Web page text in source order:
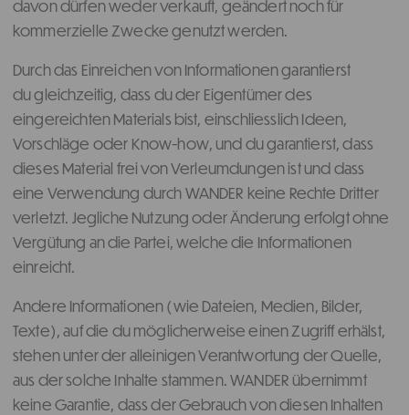
davon dürfen weder verkauft, geändert noch für
kommerzielle Zwecke genutzt werden.
Durch das Einreichen von Informationen garantierst
du gleichzeitig, dass du der Eigentümer des
eingereichten Materials bist, einschliesslich Ideen,
Vorschläge oder Know-how, und du garantierst, dass
dieses Material frei von Verleumdungen ist und dass
eine Verwendung durch WANDER keine Rechte Dritter
verletzt. Jegliche Nutzung oder Änderung erfolgt ohne
Vergütung an die Partei, welche die Informationen
einreicht.
Andere Informationen (wie Dateien, Medien, Bilder,
Texte), auf die du möglicherweise einen Zugriff erhälst,
stehen unter der alleinigen Verantwortung der Quelle,
aus der solche Inhalte stammen. WANDER übernimmt
keine Garantie, dass der Gebrauch von diesen Inhalten